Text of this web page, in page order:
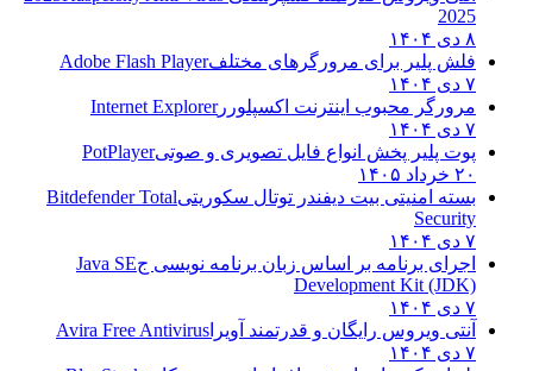
2025
۸ دی ۱۴۰۴
فلش پلیر برای مرورگرهای مختلفAdobe Flash Player
۷ دی ۱۴۰۴
مرورگر محبوب اینترنت اکسپلوررInternet Explorer
۷ دی ۱۴۰۴
پوت پلیر پخش انواع فایل تصویری و صوتیPotPlayer
۲۰ خرداد ۱۴۰۵
بسته امنیتی بیت دیفندر توتال سکوریتیBitdefender Total
Security
۷ دی ۱۴۰۴
اجرای برنامه بر اساس زبان برنامه نویسی جJava SE
Development Kit (JDK)
۷ دی ۱۴۰۴
آنتی ویروس رایگان و قدرتمند آویرا Avira Free Antivirus
۷ دی ۱۴۰۴